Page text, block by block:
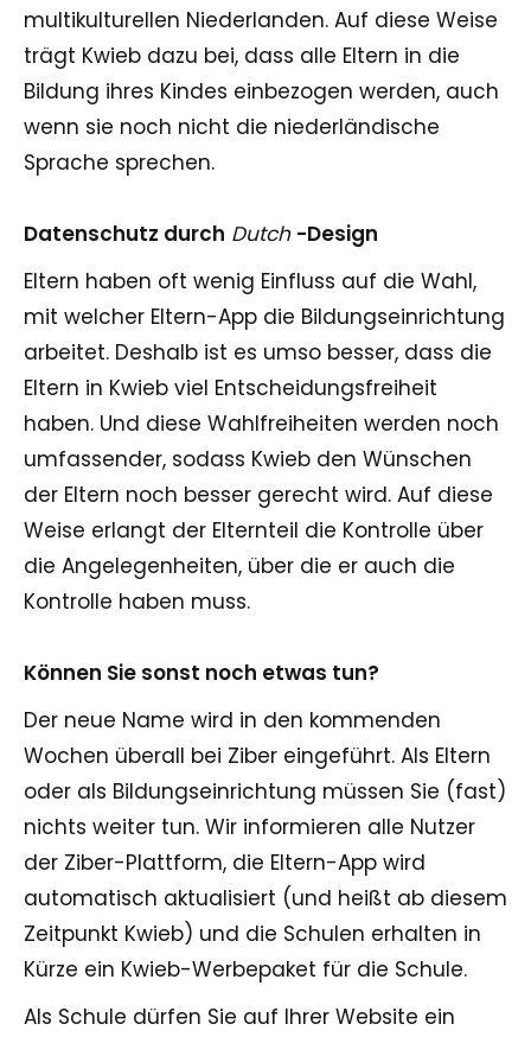
multikulturellen Niederlanden. Auf diese Weise
trägt Kwieb dazu bei, dass alle Eltern in die
Bildung ihres Kindes einbezogen werden, auch
wenn sie noch nicht die niederländische
Sprache sprechen.
Datenschutz durch Dutch -Design
Eltern haben oft wenig Einfluss auf die Wahl,
mit welcher Eltern-App die Bildungseinrichtung
arbeitet. Deshalb ist es umso besser, dass die
Eltern in Kwieb viel Entscheidungsfreiheit
haben. Und diese Wahlfreiheiten werden noch
umfassender, sodass Kwieb den Wünschen
der Eltern noch besser gerecht wird. Auf diese
Weise erlangt der Elternteil die Kontrolle über
die Angelegenheiten, über die er auch die
Kontrolle haben muss.
Können Sie sonst noch etwas tun?
Der neue Name wird in den kommenden
Wochen überall bei Ziber eingeführt. Als Eltern
oder als Bildungseinrichtung müssen Sie (fast)
nichts weiter tun. Wir informieren alle Nutzer
der Ziber-Plattform, die Eltern-App wird
automatisch aktualisiert (und heißt ab diesem
Zeitpunkt Kwieb) und die Schulen erhalten in
Kürze ein Kwieb-Werbepaket für die Schule.
Als Schule dürfen Sie auf Ihrer Website ein